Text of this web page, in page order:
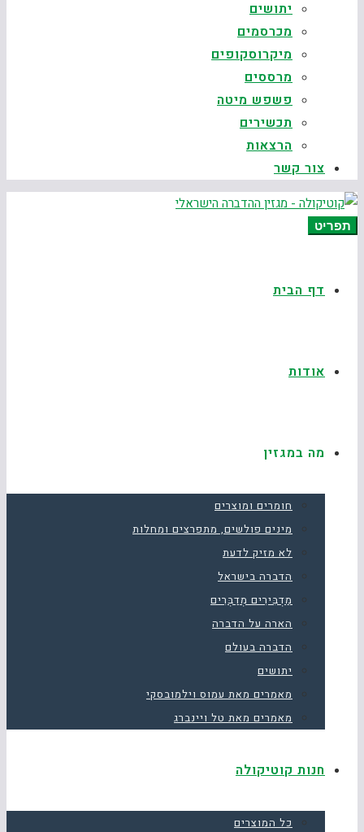
יתושים
מכרסמים
מיקרוסקופים
מרססים
פשפש מיטה
תכשירים
הרצאות
צור קשר
תפריט
דף הבית
אודות
מה במגזין
חומרים ומוצרים
מינים פולשים, מתפרצים ומחלות
לא מזיק לדעת
הדברה בישראל
מַדְבִּירִים מְדַבְּרִים
הארה על הדברה
הדברה בעולם
יתושים
מאמרים מאת עמוס וילמובסקי
מאמרים מאת טל ויינברג
חנות קוטיקולה
כל המוצרים